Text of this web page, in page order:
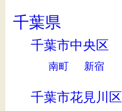
千葉県
千葉市中央区
南町 新宿
千葉市花見川区